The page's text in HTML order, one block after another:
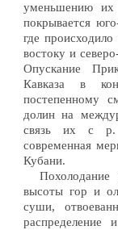
уменьшению
покрывается
где
востоку и
Опускание
Кавказа в
постепенному
долин на
связь их с р.
современная
Кубани.
Похолодание
высоты гор и
суши,
распределение